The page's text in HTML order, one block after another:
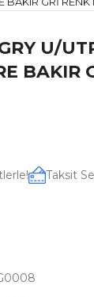
U/
BAKIR
Taksit